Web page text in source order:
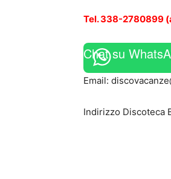
Tel. 338-2780899
Chat su
Email:
Indirizzo Discoteca